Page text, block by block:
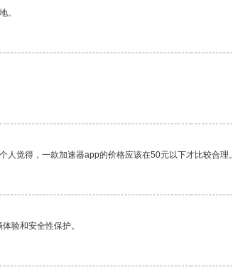
。
觉得，一款加速器app的价格应该在50元以下才比较合理。
验和安全性保护。